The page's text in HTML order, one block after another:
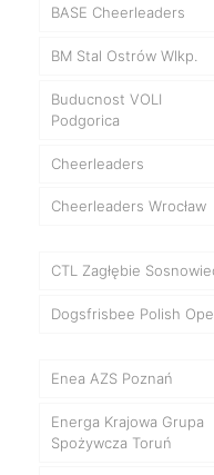
BASE Cheerleaders
BM Stal Ostrów Wlkp.
Buducnost VOLI
Podgorica
Cheerleaders
Cheerleaders Wrocław
CTL Zagłębie
Dogsfrisbee Polish
Enea AZS Poznań
Energa Krajowa Grupa
Spożywcza Toruń